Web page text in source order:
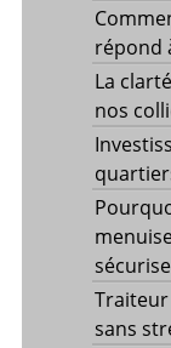
répond
La
nos
sans